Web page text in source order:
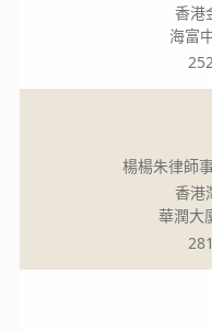
香港
海富
楊楊朱律師
香港
華潤大